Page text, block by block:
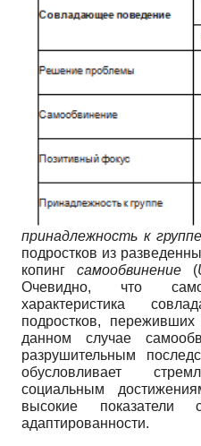
принадлежность к группе
подростков из
копингсамообвинение (
Очевидно, что
характеристика
подростков,
данном случае
разрушительным
обусловливает
социальным
высокие показатели
адаптированности.